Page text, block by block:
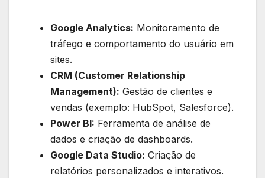
Google Analytics: Monitoramento de
tráfego e comportamento do usuário em
sites.
CRM (Customer Relationship
Management): Gestão de clientes e
vendas (exemplo: HubSpot, Salesforce).
Power BI: Ferramenta de análise de
dados e criação de dashboards.
Google Data Studio: Criação de
relatórios personalizados e interativos.